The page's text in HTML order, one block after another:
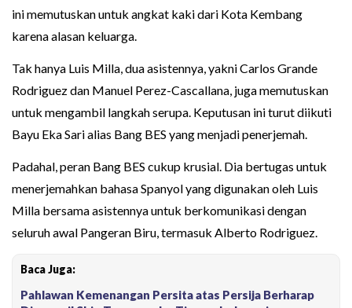
ini memutuskan untuk angkat kaki dari Kota Kembang
karena alasan keluarga.
Tak hanya Luis Milla, dua asistennya, yakni Carlos Grande
Rodriguez dan Manuel Perez-Cascallana, juga memutuskan
untuk mengambil langkah serupa. Keputusan ini turut diikuti
Bayu Eka Sari alias Bang BES yang menjadi penerjemah.
Padahal, peran Bang BES cukup krusial. Dia bertugas untuk
menerjemahkan bahasa Spanyol yang digunakan oleh Luis
Milla bersama asistennya untuk berkomunikasi dengan
seluruh awal Pangeran Biru, termasuk Alberto Rodriguez.
Baca Juga:
Pahlawan Kemenangan Persita atas Persija Berharap